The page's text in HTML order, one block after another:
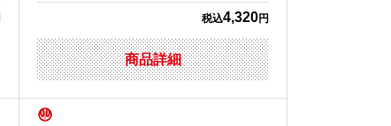
税込4,320円
商品詳細